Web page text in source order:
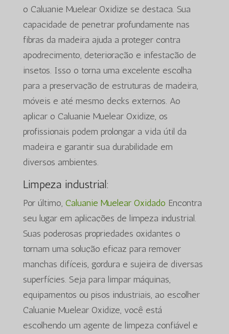
o Caluanie Muelear Oxidize se destaca. Sua
capacidade de penetrar profundamente nas
fibras da madeira ajuda a proteger contra
apodrecimento, deterioração e infestação de
insetos. Isso o torna uma excelente escolha
para a preservação de estruturas de madeira,
móveis e até mesmo decks externos. Ao
aplicar o Caluanie Muelear Oxidize, os
profissionais podem prolongar a vida útil da
madeira e garantir sua durabilidade em
diversos ambientes.
Limpeza industrial:
Por último, Caluanie Muelear Oxidado Encontra
seu lugar em aplicações de limpeza industrial.
Suas poderosas propriedades oxidantes o
tornam uma solução eficaz para remover
manchas difíceis, gordura e sujeira de diversas
superfícies. Seja para limpar máquinas,
equipamentos ou pisos industriais, ao escolher
Caluanie Muelear Oxidize, você está
escolhendo um agente de limpeza confiável e